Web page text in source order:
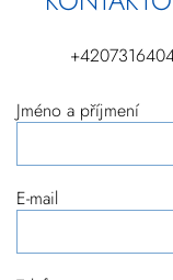
Jméno a příjmení
E-mail